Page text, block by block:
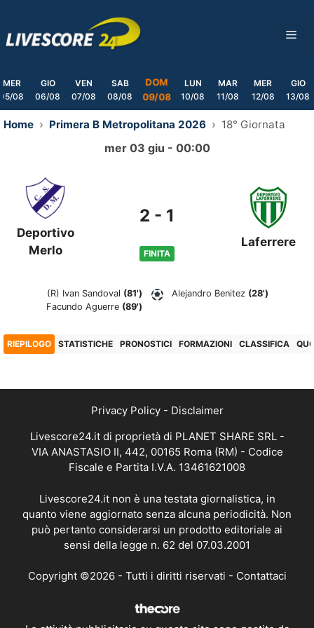
content
MER
05/08
GIO
06/08
VEN
07/08
SAB
08/08
DOM
09/08
LUN
10/08
MAR
11/08
MER
12/08
GIO
13/08
Home Primera B Metropolitana 2026 18° Giornata
mer 03 giu - 00:00
Deportivo
Merlo
2 - 1
FINITA
Laferrere
(R) Ivan Sandoval (81')
Facundo Aguerre (89')
Alejandro Benitez (28')
RIEPILOGO STATISTICHE PRONOSTICI FORMAZIONI CLASSIFICA
Privacy Policy- Disclaimer
Livescore24.it di proprietà di PLANET SHARE SRL -
VIA ANASTASIO II, 442, 00165 Roma (RM) - Codice
Fiscale e Partita I.V.A. 13461621008
Livescore24.it non è una testata giornalistica, in
quanto viene aggiornato senza alcuna periodicità. Non
può pertanto considerarsi un prodotto editoriale ai
sensi della legge n. 62 del 07.03.2001
Copyright ©2026 - Tutti i diritti riservati - Contattaci